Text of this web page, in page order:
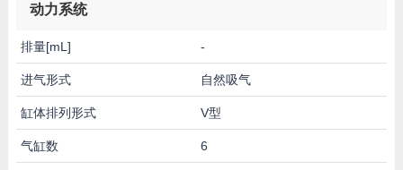
动力系统
排量[mL] -
进气形式 自然吸气
缸体排列形式 V型
气缸数 6